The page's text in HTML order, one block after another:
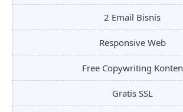
2 Email Bisnis
Responsive Web
Free Copywriting Konten
Gratis SSL